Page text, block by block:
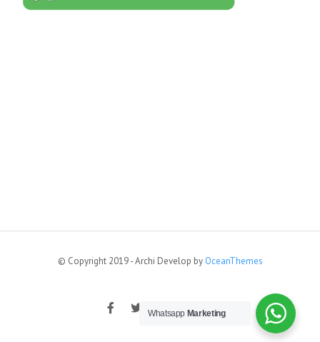
© Copyright 2019 - Archi Develop by OceanThemes
Whatsapp Marketing